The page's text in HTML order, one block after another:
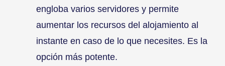
engloba varios servidores y permite
aumentar los recursos del alojamiento al
instante en caso de lo que necesites. Es la
opción más potente.